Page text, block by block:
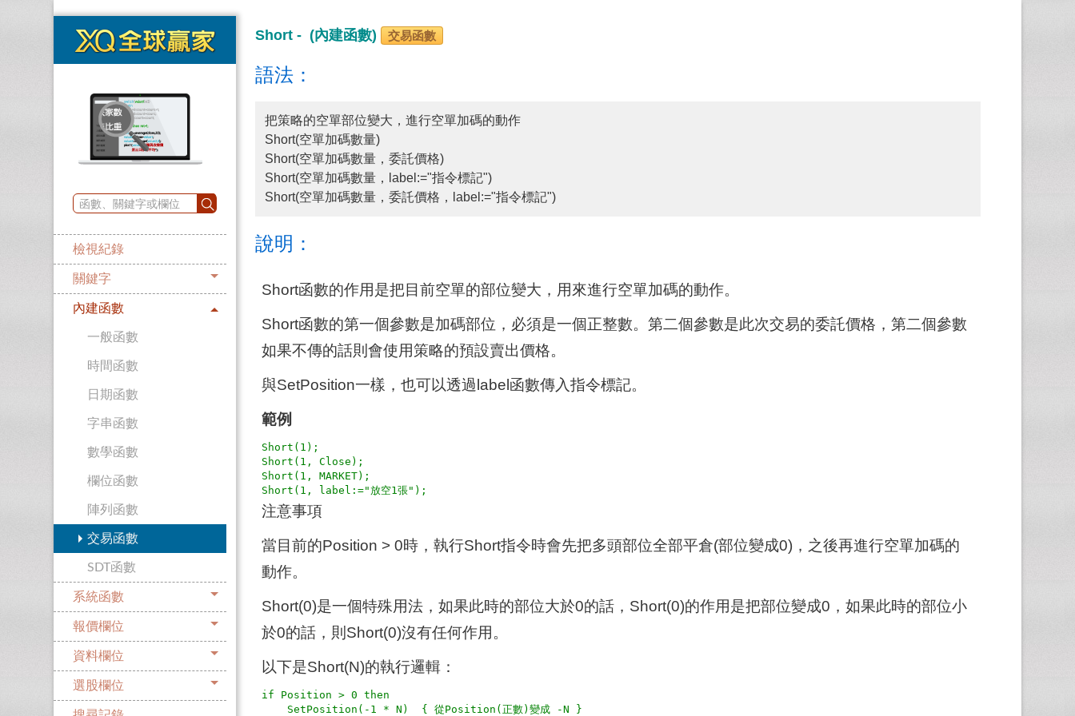
檢視紀錄
關鍵字
內建函數
一般函數
時間函數
日期函數
字串函數
數學函數
欄位函數
陣列函數
交易函數
SDT函數
系統函數
報價欄位
資料欄位
選股欄位
Short - (內建函數) 交易函數
語法：
把策略的空單部位變大，進行空單加碼的動作
Short(空單加碼數量)
Short(空單加碼數量，委託價格)
Short(空單加碼數量，label:="指令標記")
Short(空單加碼數量，委託價格，label:="指令標記")
說明：
Short函數的作用是把目前空單的部位變大，用來進行空單加碼的動作。
Short函數的第一個參數是加碼部位，必須是一個正整數。第二個參數是此次交易的委託價格，第二個參數
如果不傳的話則會使用策略的預設賣出價格。
與SetPosition一樣，也可以透過label函數傳入指令標記。
範例
Short(1);
Short(1, Close);
Short(1, MARKET);
注意事項
當目前的Position > 0時，執行Short指令時會先把多頭部位全部平倉(部位變成0)，之後再進行空單加碼的
動作。
Short(0)是一個特殊用法，如果此時的部位大於0的話，Short(0)的作用是把部位變成0，如果此時的部位小
於0的話，則Short(0)沒有任何作用。
以下是Short(N)的執行邏輯：
if Position > 0 then